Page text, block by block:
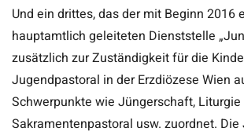
Und ein drittes, das der mit Beginn 2016
hauptamtlich geleiteten Dienststelle
zusätzlich zur Zuständigkeit für die
Jugendpastoral in der Erzdiözese Wien
Schwerpunkte wie Jüngerschaft, Liturgie
Sakramentenpastoral usw. zuordnet.